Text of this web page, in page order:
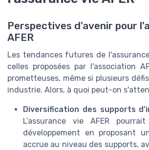
Perspectives d'avenir pour
AFER
Les tendances futures de
celles proposées par l'association
prometteuses, même si plusieurs
industrie. Alors, à quoi peut-on
Diversification des supports
L’assurance vie AFER
développement en proposant
accrue au niveau des supports,